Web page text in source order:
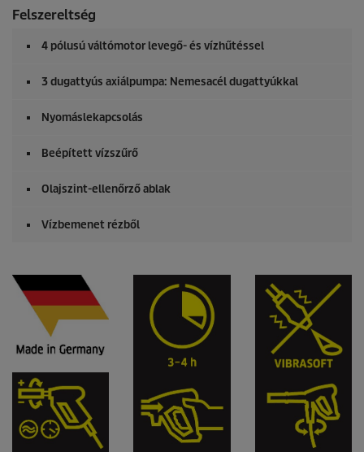
Felszereltség
4 pólusú váltómotor levegő- és vízhűtéssel
3 dugattyús axiálpumpa: Nemesacél dugattyúkkal
Nyomáslekapcsolás
Beépített vízszűrő
Olajszint-ellenőrző ablak
Vízbemenet rézből